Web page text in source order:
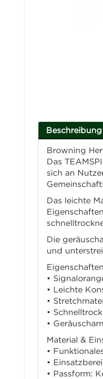
Beschreibung
Browning
Das
sich an
Das leichte
Die
und
•
• Leichte
•
•
•
Material &
•
•
• Passform: